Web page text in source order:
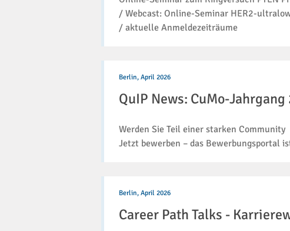
/ Webcast: Online-Seminar HER2-
/ aktuelle Anmeldezeiträume
News:
Jahrgang
Jetzt
bewerben!
Berlin, April 2026
QuIP News: CuMo-
Werden Sie Teil einer starken Community
Jetzt bewerben – das Bewerbungsportal
Berlin, April 2026
Career Path Talks -